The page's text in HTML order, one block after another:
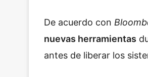
De acuerdo con
nuevas herramientas
antes de liberar los